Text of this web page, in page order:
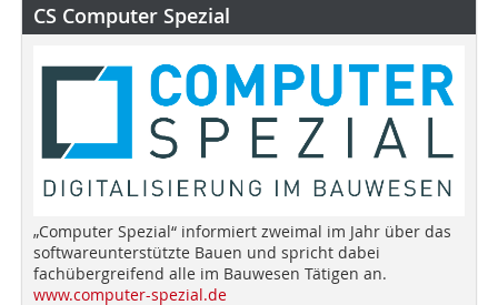
CS Computer Spezial
„Computer Spezial“ informiert zweimal im Jahr über das
softwareunterstützte Bauen und spricht dabei
fachübergreifend alle im Bauwesen Tätigen an.
www.computer-spezial.de